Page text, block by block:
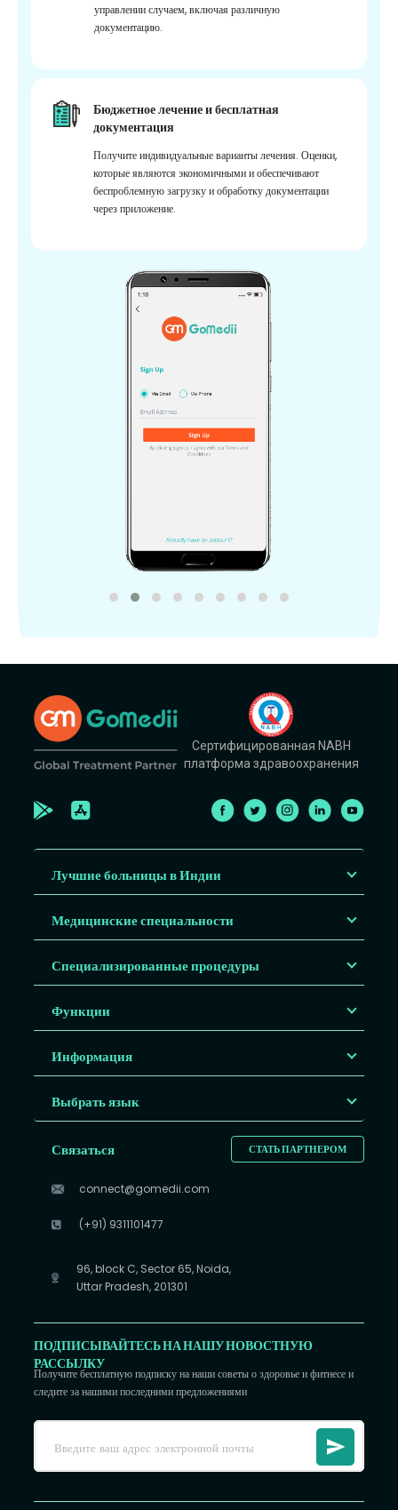
управлении случаем, включая различную
документацию.
Бюджетное лечение и бесплатная
документация
Получите индивидуальные варианты лечения. Оценки,
которые являются экономичными и обеспечивают
беспроблемную загрузку и обработку документации
через приложение.
Сертифицированная NABH
платформа здравоохранения
Лучшие больницы в Индии
Медицинские специальности
Специализированные процедуры
Функции
Информация
Выбрать язык
СТАТЬ ПАРТНЕРОМ
Связаться
connect@gomedii.com
(+91) 9311101477
96, block C, Sector 65, Noida,
Uttar Pradesh, 201301
ПОДПИСЫВАЙТЕСЬ НА НАШУ НОВОСТНУЮ
РАССЫЛКУ
Получите бесплатную подписку на наши советы о здоровье и фитнесе и
следите за нашими последними предложениями